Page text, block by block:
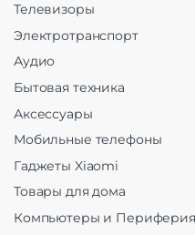
Телевизоры
Электротранспорт
Аудио
Бытовая техника
Аксессуары
Мобильные телефоны
Гаджеты Xiaomi
Товары для дома
Компьютеры и Периферия